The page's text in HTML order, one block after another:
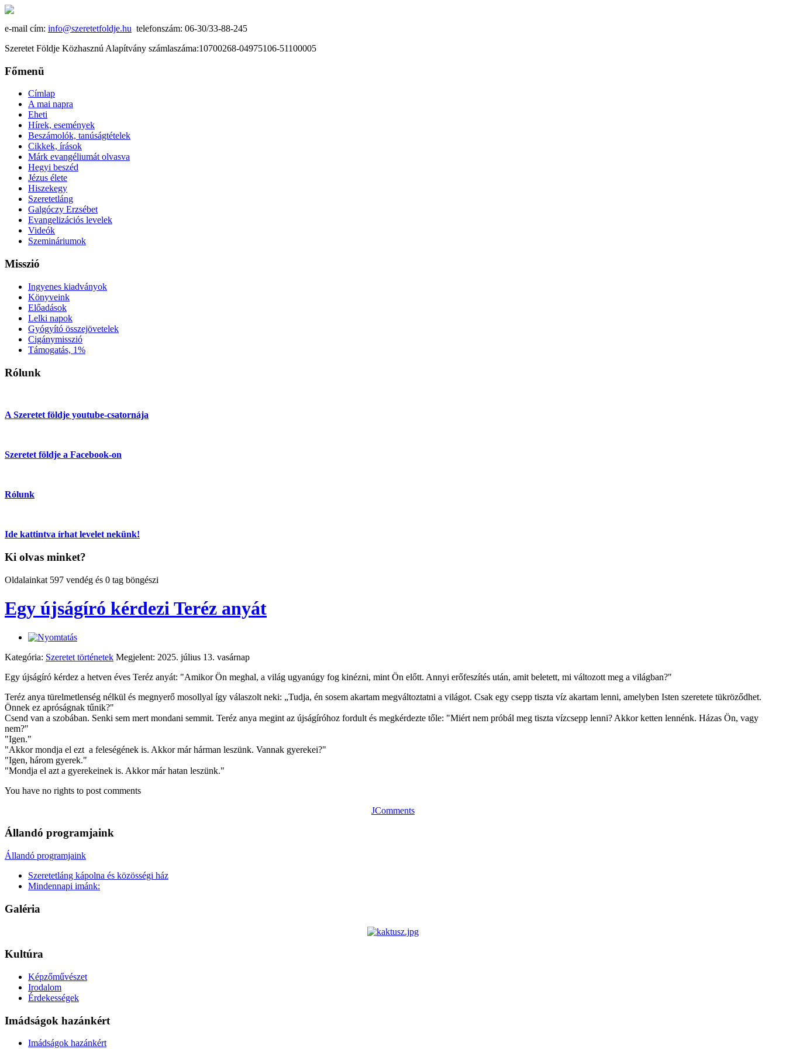
e-mail cím: info@szeretetfoldje.hu telefonszám: 06-30/33-88-245
Szeretet Földje Közhasznú Alapítvány számlaszáma:10700268-04975106-51100005
Főmenü
Címlap
A mai napra
Eheti
Hírek, események
Beszámolók, tanúságtételek
Cikkek, írások
Márk evangéliumát olvasva
Hegyi beszéd
Jézus élete
Hiszekegy
Szeretetláng
Galgóczy Erzsébet
Evangelizációs levelek
Videók
Szemináriumok
Misszió
Ingyenes kiadványok
Könyveink
Előadások
Lelki napok
Gyógyító összejövetelek
Cigánymisszió
Támogatás, 1%
Rólunk
A Szeretet földje youtube-csatornája
Szeretet földje a Facebook-on
Rólunk
Ide kattintva írhat levelet nekünk!
Ki olvas minket?
Oldalainkat 597 vendég és 0 tag böngészi
Egy újságíró kérdezi Teréz anyát
Kategória: Szeretet történetek Megjelent: 2025. július 13. vasárnap
Egy újságíró kérdez a hetven éves Teréz anyát: "Amikor Ön meghal, a világ ugyanúgy fog kinézni, mint Ön előtt. Annyi erőfeszítés után, amit beletett, mi változott meg a világban?"
Teréz anya türelmetlenség nélkül és megnyerő mosollyal így válaszolt neki: „Tudja, én sosem akartam megváltoztatni a világot. Csak egy csepp tiszta víz akartam lenni, amelyben Isten szeretete tükröződhet.
Önnek ez apróságnak tűnik?"
Csend van a szobában. Senki sem mert mondani semmit. Teréz anya megint az újságíróhoz fordult és megkérdezte tőle: "Miért nem próbál meg tiszta vízcsepp lenni? Akkor ketten lennénk. Házas Ön, vagy
nem?"
"Igen."
"Akkor mondja el ezt a feleségének is. Akkor már hárman leszünk. Vannak gyerekei?"
"Igen, három gyerek."
"Mondja el azt a gyerekeinek is. Akkor már hatan leszünk."
You have no rights to post comments
JComments
Állandó programjaink
Állandó programjaink
Szeretetláng kápolna és közösségi ház
Mindennapi imánk:
Galéria
Kultúra
Képzőművészet
Irodalom
Érdekességek
Imádságok hazánkért
Imádságok hazánkért